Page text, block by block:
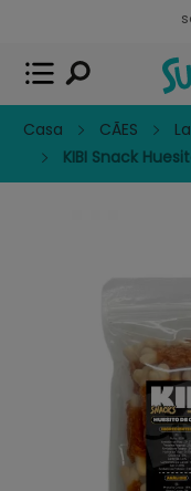
Casa CÃES
KIBI Snack
Superpet,
APP GRATIS